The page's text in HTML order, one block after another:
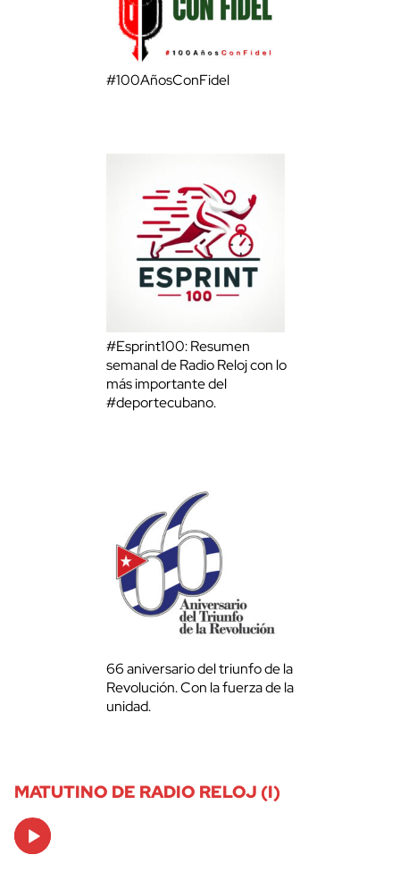
#100AñosConFidel
#Esprint100: Resumen
semanal de Radio Reloj con lo
más importante del
#deportecubano.
66 aniversario del triunfo de la
Revolución. Con la fuerza de la
unidad.
MATUTINO DE RADIO RELOJ (I)
Audio
Player